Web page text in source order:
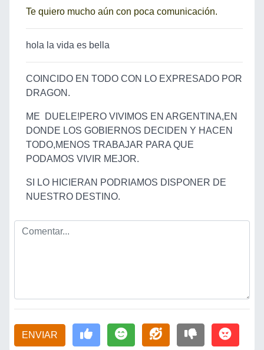
Te quiero mucho aún con poca comunicación.
hola la vida es bella
COINCIDO EN TODO CON LO EXPRESADO POR
DRAGON.
ME DUELE!PERO VIVIMOS EN ARGENTINA,EN
DONDE LOS GOBIERNOS DECIDEN Y HACEN
TODO,MENOS TRABAJAR PARA QUE
PODAMOS VIVIR MEJOR.
SI LO HICIERAN PODRIAMOS DISPONER DE
NUESTRO DESTINO.
ENVIAR